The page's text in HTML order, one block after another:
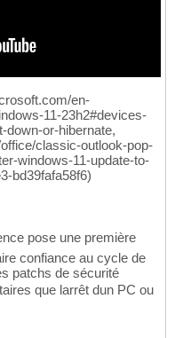
en-
11-23h2#devices-
down-or-hibernate,
classic-outlook-pop-
windows-11-update-to-
bd39fafa58f6)
pose une première
confiance au cycle de
patchs de sécurité
que larrêt dun PC ou